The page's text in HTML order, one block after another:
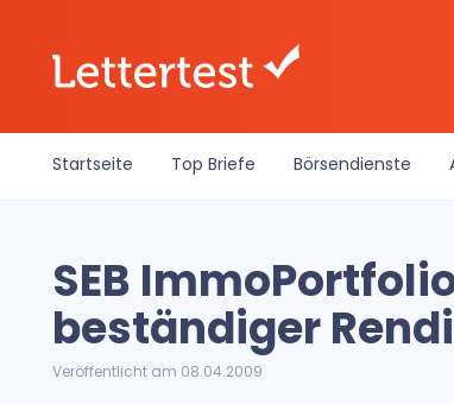
Startseite Top Briefe Börsendienste
SEB
beständiger
Veröffentlicht am 08.04.2009